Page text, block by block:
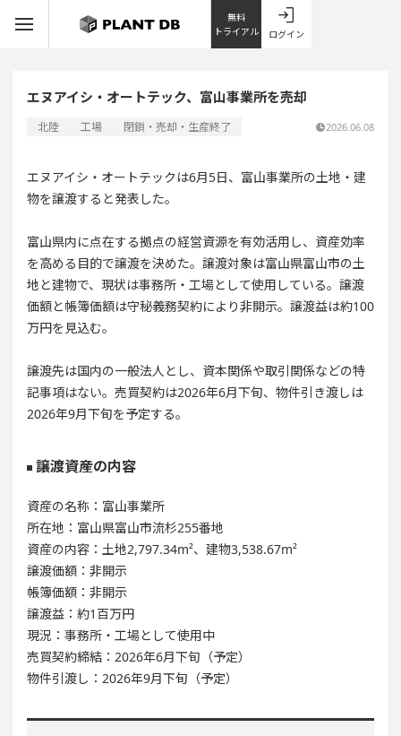
無料
トライアル
ログイン
エヌアイシ・オートテック、富山事業所を売却
北陸 工場 閉鎖・売却・生産終了 2026.06.08
エヌアイシ・オートテックは6月5日、富山事業所の土地・建
物を譲渡すると発表した。
富山県内に点在する拠点の経営資源を有効活用し、資産効率
を高める目的で譲渡を決めた。譲渡対象は富山県富山市の土
地と建物で、現状は事務所・工場として使用している。譲渡
価額と帳簿価額は守秘義務契約により非開示。譲渡益は約100
万円を見込む。
譲渡先は国内の一般法人とし、資本関係や取引関係などの特
記事項はない。売買契約は2026年6月下旬、物件引き渡しは
2026年9月下旬を予定する。
譲渡資産の内容
資産の名称：富山事業所
所在地：富山県富山市流杉255番地
資産の内容：土地2,797.34m²、建物3,538.67m²
譲渡価額：非開示
帳簿価額：非開示
譲渡益：約1百万円
現況：事務所・工場として使用中
売買契約締結：2026年6月下旬（予定）
物件引渡し：2026年9月下旬（予定）